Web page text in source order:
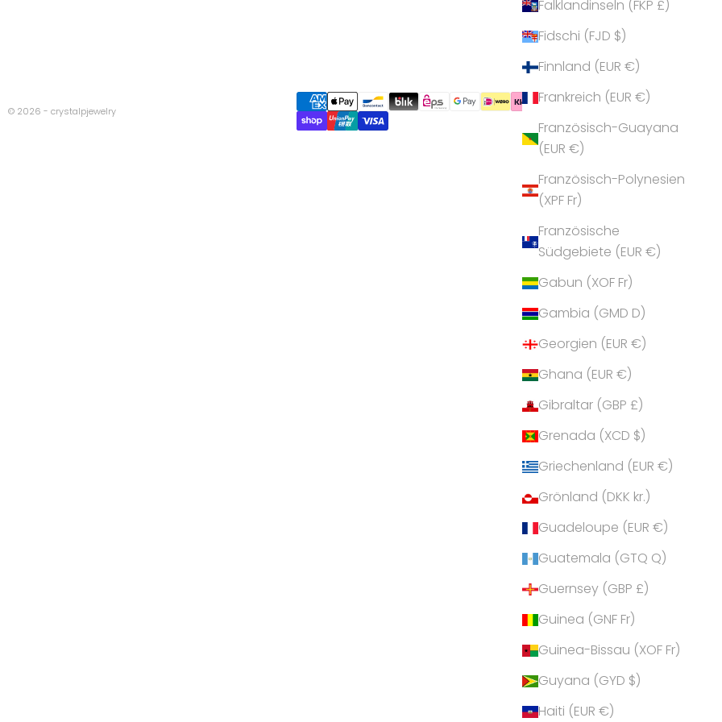
Falklandinseln (FKP £)
Fidschi (FJD $)
Finnland (EUR €)
Frankreich (EUR €)
Französisch-Guayana
(EUR €)
Französisch-Polynesien
(XPF Fr)
Französische
Südgebiete (EUR €)
Gabun (XOF Fr)
Gambia (GMD D)
Georgien (EUR €)
Ghana (EUR €)
Gibraltar (GBP £)
Grenada (XCD $)
Griechenland (EUR €)
Grönland (DKK kr.)
Guadeloupe (EUR €)
Guatemala (GTQ Q)
Guernsey (GBP £)
Guinea (GNF Fr)
Guinea-Bissau (XOF Fr)
Guyana (GYD $)
Haiti (EUR €)
© 2026 - crystalpjewelry